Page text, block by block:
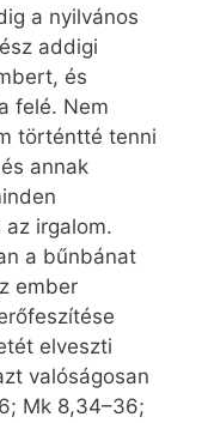
a nyilvános
addigi
és
felé. Nem
történtté tenni
annak
irgalom.
a bűnbánat
ember
elveszti
valóságosan
Mk 8,34–36;